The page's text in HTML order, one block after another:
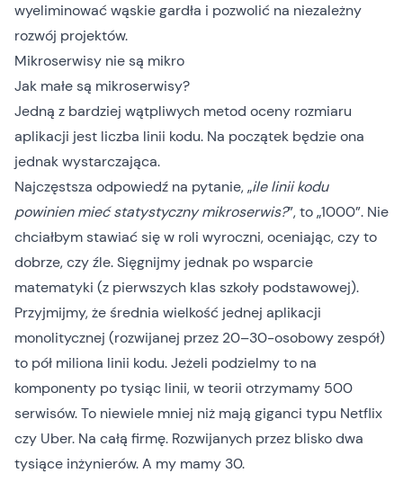
wyeliminować wąskie gardła i pozwolić na niezależny
rozwój projektów.
Mikroserwisy nie są mikro
Jak małe są mikroserwisy?
Jedną z bardziej wątpliwych metod oceny rozmiaru
aplikacji jest liczba linii kodu. Na początek będzie ona
jednak wystarczająca.
Najczęstsza odpowiedź na pytanie,„ile linii kodu
powinien mieć statystyczny mikroserwis?”, to „1000”. Nie
chciałbym stawiać się w roli wyroczni, oceniając, czy to
dobrze, czy źle. Sięgnijmy jednak po wsparcie
matematyki (z pierwszych klas szkoły podstawowej).
Przyjmijmy, że średnia wielkość jednej aplikacji
monolitycznej (rozwijanej przez 20–30-osobowy zespół)
to pół miliona linii kodu. Jeżeli podzielmy to na
komponenty po tysiąc linii, w teorii otrzymamy 500
serwisów. To niewiele mniej niż mają giganci typu Netflix
czy Uber. Na całą firmę. Rozwijanych przez blisko dwa
tysiące inżynierów. A my mamy 30.